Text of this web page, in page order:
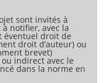
nette ; ou
émission nette ;
nette ; ou
sont invités à
notifier, avec la
éventuel droit de
droit d’auteur) ou
brevet)
indirect avec le
dans la norme en